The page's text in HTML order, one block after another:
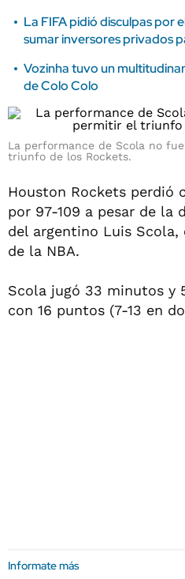
La FIFA pidió disculpas por
sumar inversores privados
Vozinha tuvo un
de Colo Colo
La performance de Scola no
triunfo de los Rockets.
Houston Rockets perdió
por 97-109 a pesar de la
del argentino Luis Scola,
de la NBA.
Scola jugó 33 minutos y
con 16 puntos (7-13 en
Informate más